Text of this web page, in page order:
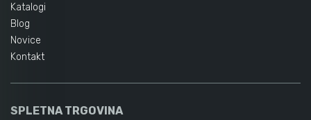
Katalogi
Blog
Novice
Kontakt
SPLETNA TRGOVINA